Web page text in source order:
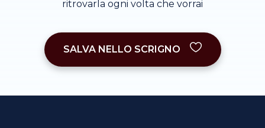
ritrovarla ogni volta che vorrai
SALVA NELLO SCRIGNO